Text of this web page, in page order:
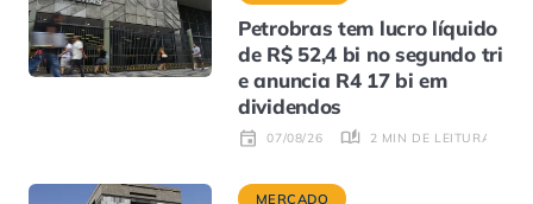
Petrobras tem lucro líquido
de R$ 52,4 bi no segundo tri
e anuncia R4 17 bi em
dividendos
07/08/26 2 MIN DE LEITURA
MERCADO